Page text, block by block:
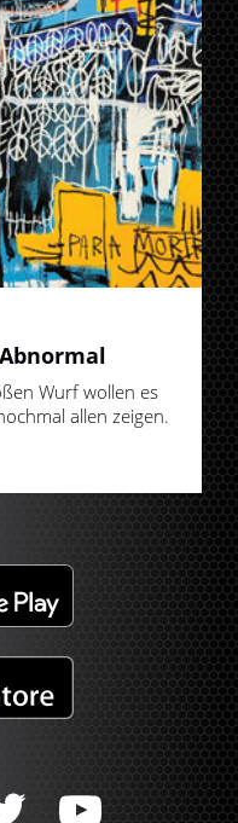
Wurf wollen es
allen zeigen.